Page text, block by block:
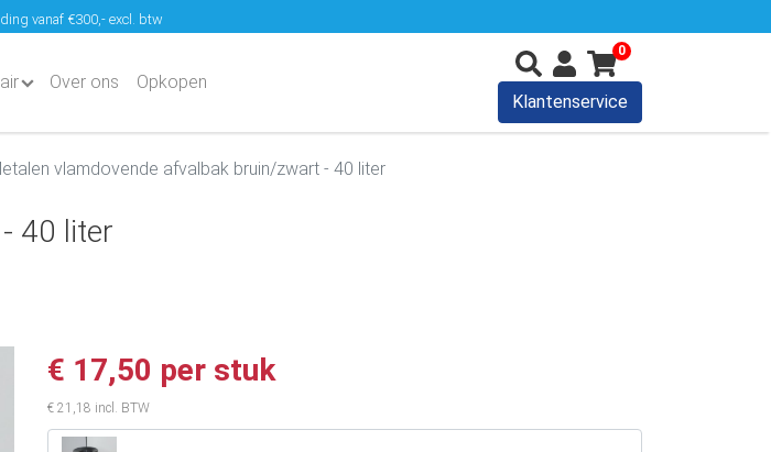
vanaf €300,- excl. btw
Over ons Opkopen
0
Klantenservice
vlamdovende afvalbak bruin/zwart - 40 liter
40 liter
€ 17,50 per stuk
€ 21,18 incl. BTW